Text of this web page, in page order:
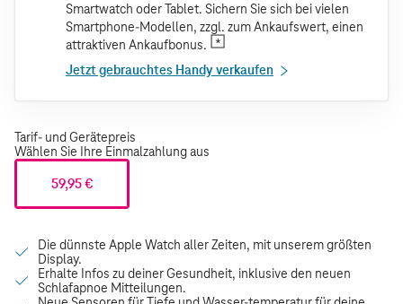
Smartwatch oder Tablet. Sichern Sie sich bei vielen
Smartphone-Modellen, zzgl. zum Ankaufswert, einen
attraktiven Ankaufbonus.
Jetzt gebrauchtes Handy verkaufen
Tarif- und Gerätepreis
Wählen Sie Ihre Einmalzahlung aus
59,95 €